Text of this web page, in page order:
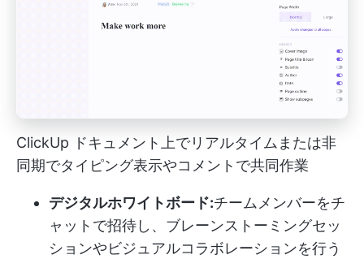
ClickUp ドキュメント上でリアルタイムまたは非
同期でタイピング表示やコメントで共同作業
デジタルホワイトボード:チームメンバーをチ
ャットで招待し、ブレーンストーミングセッ
ションやビジュアルコラボレーションを行う